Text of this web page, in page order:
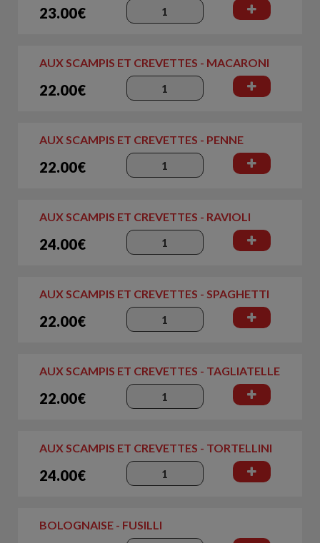
23.00€
AUX SCAMPIS ET CREVETTES - MACARONI
22.00€
AUX SCAMPIS ET CREVETTES - PENNE
22.00€
AUX SCAMPIS ET CREVETTES - RAVIOLI
24.00€
AUX SCAMPIS ET CREVETTES - SPAGHETTI
22.00€
AUX SCAMPIS ET CREVETTES - TAGLIATELLE
22.00€
AUX SCAMPIS ET CREVETTES - TORTELLINI
24.00€
BOLOGNAISE - FUSILLI